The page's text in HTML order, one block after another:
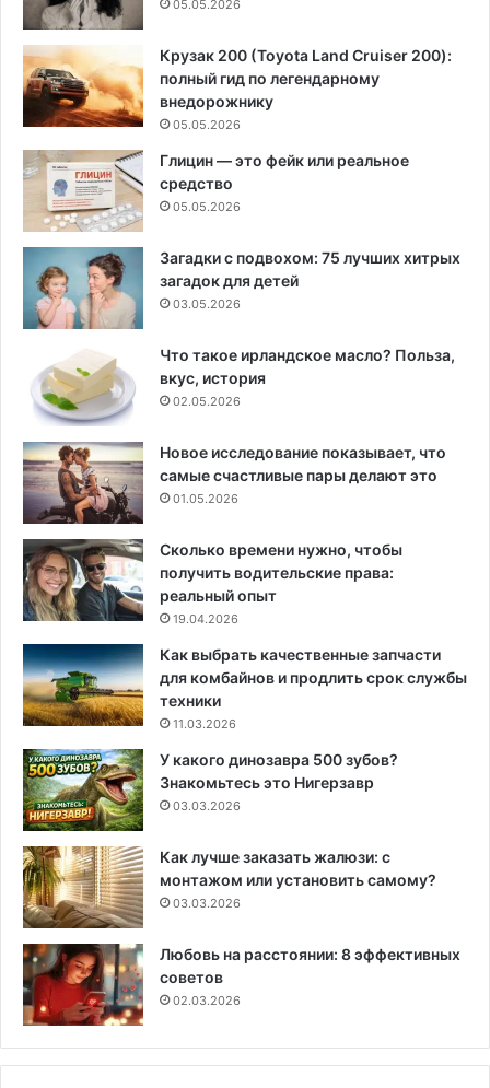
05.05.2026
Крузак 200 (Toyota Land Cruiser 200):
полный гид по легендарному
внедорожнику
05.05.2026
Глицин — это фейк или реальное
средство
05.05.2026
Загадки с подвохом: 75 лучших хитрых
загадок для детей
03.05.2026
Что такое ирландское масло? Польза,
вкус, история
02.05.2026
Новое исследование показывает, что
самые счастливые пары делают это
01.05.2026
Сколько времени нужно, чтобы
получить водительские права:
реальный опыт
19.04.2026
Как выбрать качественные запчасти
для комбайнов и продлить срок службы
техники
11.03.2026
У какого динозавра 500 зубов?
Знакомьтесь это Нигерзавр
03.03.2026
Как лучше заказать жалюзи: с
монтажом или установить самому?
03.03.2026
Любовь на расстоянии: 8 эффективных
советов
02.03.2026